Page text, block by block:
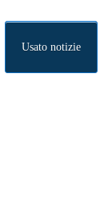
Usato notizie